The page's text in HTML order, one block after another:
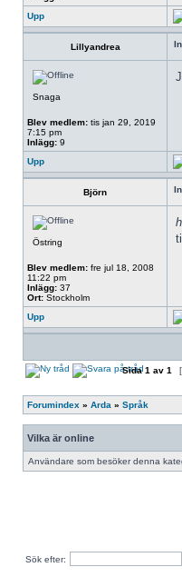
Upp
Lillyandrea
Snaga
Blev medlem: tis jan 29, 2019
7:15 pm
Inlägg: 9
Upp
Björn
Östring
Blev medlem: fre jul 18, 2008
11:22 pm
Inlägg: 37
Ort: Stockholm
Upp
Sida1 av 1
Forumindex » Arda » Språk
Vilka är online
Användare som besöker denna
Sök efter: